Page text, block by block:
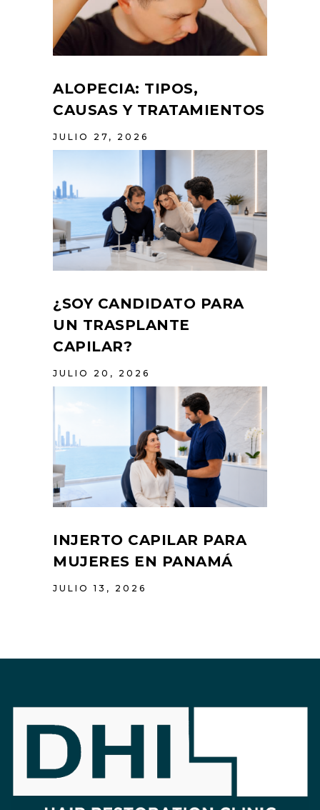
ALOPECIA: TIPOS,
CAUSAS Y TRATAMIENTOS
JULIO 27, 2026
¿SOY CANDIDATO PARA
UN TRASPLANTE
CAPILAR?
JULIO 20, 2026
INJERTO CAPILAR PARA
MUJERES EN PANAMÁ
JULIO 13, 2026